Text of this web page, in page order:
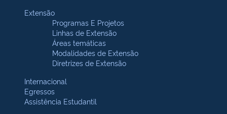
Extensão
Programas E Projetos
Linhas de Extensão
Áreas temáticas
Modalidades de Extensão
Diretrizes de Extensão
Internacional
Egressos
Assistência Estudantil